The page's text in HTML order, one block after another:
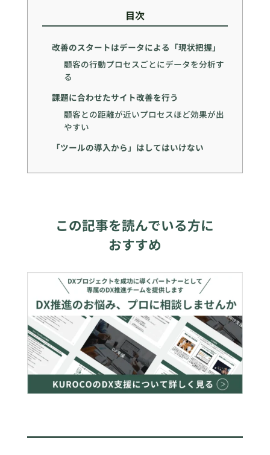
目次
改善のスタートはデータによる「現状把握」
顧客の行動プロセスごとにデータを分析す
る
課題に合わせたサイト改善を行う
顧客との距離が近いプロセスほど効果が出
やすい
「ツールの導入から」はしてはいけない
この記事を読んでいる方に
おすすめ